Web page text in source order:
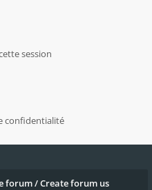
session
confidentialité
forum / Create forum us